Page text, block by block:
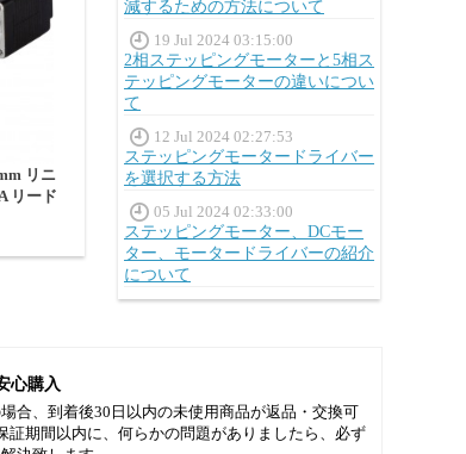
減するための方法について
19 Jul 2024 03:15:00
2相ステッピングモーターと5相ス
テッピングモーターの違いについ
て
12 Jul 2024 02:27:53
ステッピングモータードライバー
を選択する方法
05 Jul 2024 02:33:00
ステッピングモーター、DCモー
ター、モータードライバーの紹介
について
リニ
リード
心購入
合、到着後30日以内の未使用商品が返品・交換可
証期間以内に、何らかの問題がありましたら、必ず